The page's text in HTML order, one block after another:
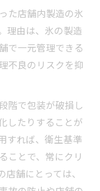
た店舗内製造の氷
理由は、氷の製造
で一元管理できる
不良のリスクを抑
階で包装が破損し
したりすることが
すれば、衛生基準
ことで、常にクリ
舗にとっては、